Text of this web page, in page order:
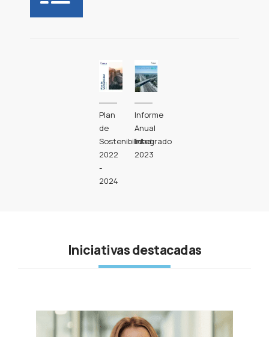
Plan
de
Sostenibilidad
2022
-
2024
Informe
Anual
Integrado
2023
Iniciativas destacadas